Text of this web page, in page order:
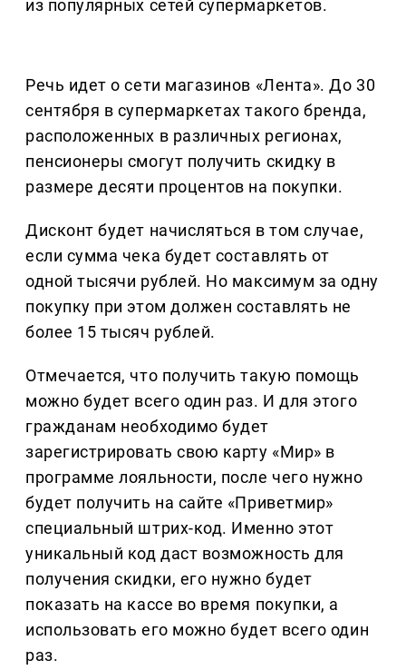
из популярных сетей супермаркетов.
Речь идет о сети магазинов «Лента». До 30
сентября в супермаркетах такого бренда,
расположенных в различных регионах,
пенсионеры смогут получить скидку в
размере десяти процентов на покупки.
Дисконт будет начисляться в том случае,
если сумма чека будет составлять от
одной тысячи рублей. Но максимум за одну
покупку при этом должен составлять не
более 15 тысяч рублей.
Отмечается, что получить такую помощь
можно будет всего один раз. И для этого
гражданам необходимо будет
зарегистрировать свою карту «Мир» в
программе лояльности, после чего нужно
будет получить на сайте «Приветмир»
специальный штрих-код. Именно этот
уникальный код даст возможность для
получения скидки, его нужно будет
показать на кассе во время покупки, а
использовать его можно будет всего один
раз.